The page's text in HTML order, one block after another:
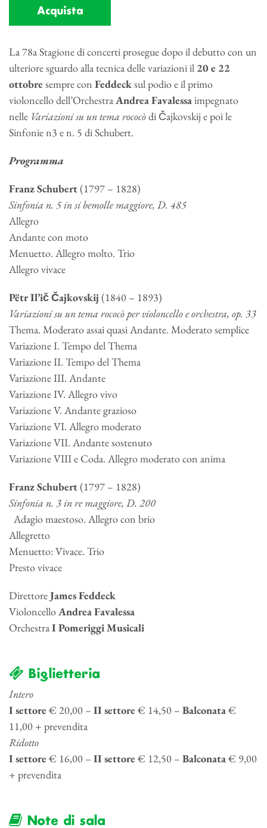
Acquista
La 78a Stagione di concerti prosegue dopo il debutto con un
ulteriore sguardo alla tecnica delle variazioni il 20 e 22
ottobre sempre con Feddecksul podio e il primo
violoncello dell’OrchestraAndrea Favalessaimpegnato
nelle Variazioni su un tema rococòdi Čajkovskij e poi le
Sinfonie n3 e n. 5 di Schubert.
Programma
FranzSchubert(1797 – 1828)
Sinfonia n. 5 in si bemolle maggiore, D. 485
Allegro
Andante con moto
Menuetto. Allegro molto. Trio
Allegro vivace
Pëtr Il’ič Čajkovskij (1840 – 1893)
Variazioni su un tema rococò per violoncello e orchestra, op. 33
Thema. Moderato assai quasi Andante. Moderato semplice
Variazione I. Tempo del Thema
Variazione II. Tempo del Thema
Variazione III. Andante
Variazione IV. Allegro vivo
Variazione V. Andante grazioso
Variazione VI. Allegro moderato
Variazione VII. Andante sostenuto
Variazione VIII e Coda. Allegro moderato con anima
Franz Schubert(1797 – 1828)
Sinfonia n. 3in re maggiore, D. 200
Adagio maestoso. Allegro con brio
Allegretto
Menuetto: Vivace. Trio
Presto vivace
DirettoreJames Feddeck
VioloncelloAndrea Favalessa
OrchestraI Pomeriggi Musicali
Biglietteria
Intero
I settore€ 20,00 – II settore€ 14,50 – Balconata€
11,00 + prevendita
Ridotto
I settore€ 16,00 – II settore€ 12,50 – Balconata€ 9,00
+ prevendita
Note di sala